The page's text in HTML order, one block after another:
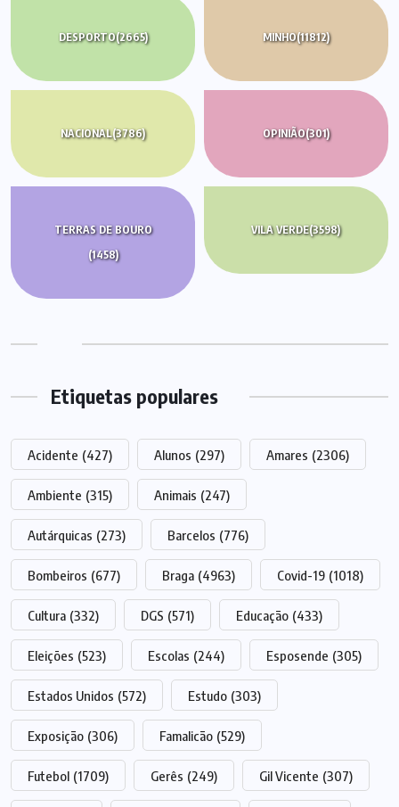
DESPORTO(2665) MINHO(11812)
NACIONAL(3786) OPINIÃO(301)
TERRAS DE BOURO
(1458)
VILA VERDE(3598)
Etiquetas populares
Acidente (427) Alunos (297) Amares (2306)
Ambiente (315) Animais (247)
Autárquicas (273) Barcelos (776)
Bombeiros (677) Braga (4963) Covid-19 (1018)
Cultura (332) DGS (571) Educação (433)
Eleições (523) Escolas (244) Esposende (305)
Estados Unidos (572) Estudo (303)
Exposição (306) Famalicão (529)
Futebol (1709) Gerês (249) Gil Vicente (307)